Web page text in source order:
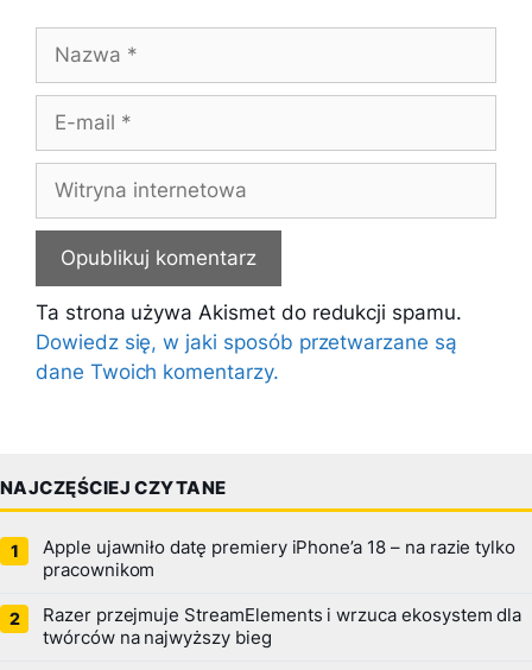
Nazwa
Witryna
internetowa
Ta strona używa Akismet do redukcji spamu.
Dowiedz się, w jaki sposób przetwarzane są
dane Twoich komentarzy.
NAJCZĘŚCIEJ CZYTANE
Apple ujawniło datę premiery iPhone’a 18 – na razie tylko
pracownikom
Razer przejmuje StreamElements i wrzuca ekosystem dla
twórców na najwyższy bieg